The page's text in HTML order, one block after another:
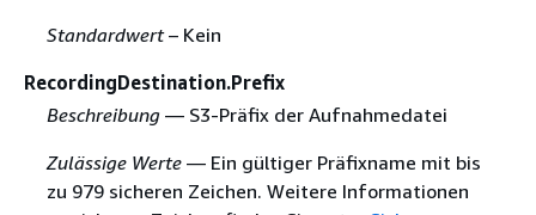
Standardwert– Kein
RecordingDestination.Prefix
Beschreibung— S3-Präfix der Aufnahmedatei
Zulässige Werte— Ein gültiger Präfixname mit bis
zu 979 sicheren Zeichen. Weitere Informationen